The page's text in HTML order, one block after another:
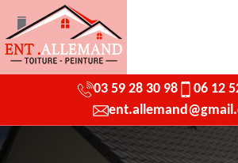
03 59 28 30 98
06 12